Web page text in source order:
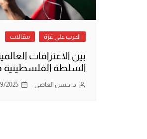
الحرب على غزة مقالات
بين الاعترافات
السلطة الفلسطينية
د. حسن العاصي 2025